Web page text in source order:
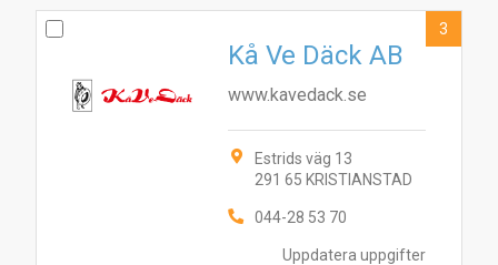
Uppdatera uppgifter
Kå Ve Däck AB
www.kavedack.se
Estrids väg 13
291 65 KRISTIANSTAD
044-28 53 70
3